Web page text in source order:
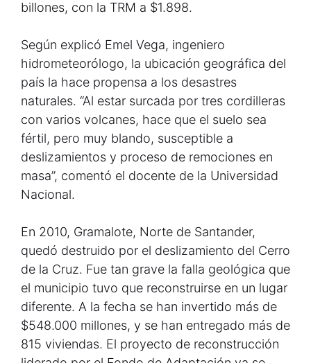
billones, con la TRM a $1.898.
Según explicó Emel Vega, ingeniero
hidrometeorólogo, la ubicación geográfica del
país la hace propensa a los desastres
naturales. “Al estar surcada por tres cordilleras
con varios volcanes, hace que el suelo sea
fértil, pero muy blando, susceptible a
deslizamientos y proceso de remociones en
masa”, comentó el docente de la Universidad
Nacional.
En 2010, Gramalote, Norte de Santander,
quedó destruido por el deslizamiento del Cerro
de la Cruz. Fue tan grave la falla geológica que
el municipio tuvo que reconstruirse en un lugar
diferente. A la fecha se han invertido más de
$548.000 millones, y se han entregado más de
815 viviendas. El proyecto de reconstrucción